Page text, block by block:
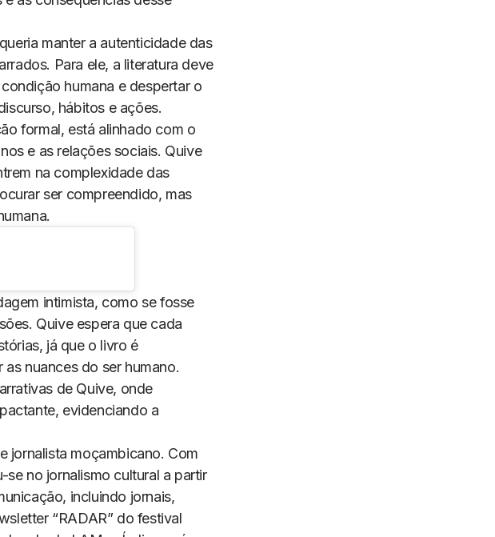
manter a autenticidade das
Para ele, a literatura deve
humana e despertar o
hábitos e ações.
formal, está alinhado com o
e as relações sociais. Quive
na complexidade das
ser compreendido, mas
intimista, como se fosse
Quive espera que cada
já que o livro é
nuances do ser humano.
de Quive, onde
evidenciando a
jornalista moçambicano. Com
no jornalismo cultural a partir
incluindo jornais,
“RADAR” do festival